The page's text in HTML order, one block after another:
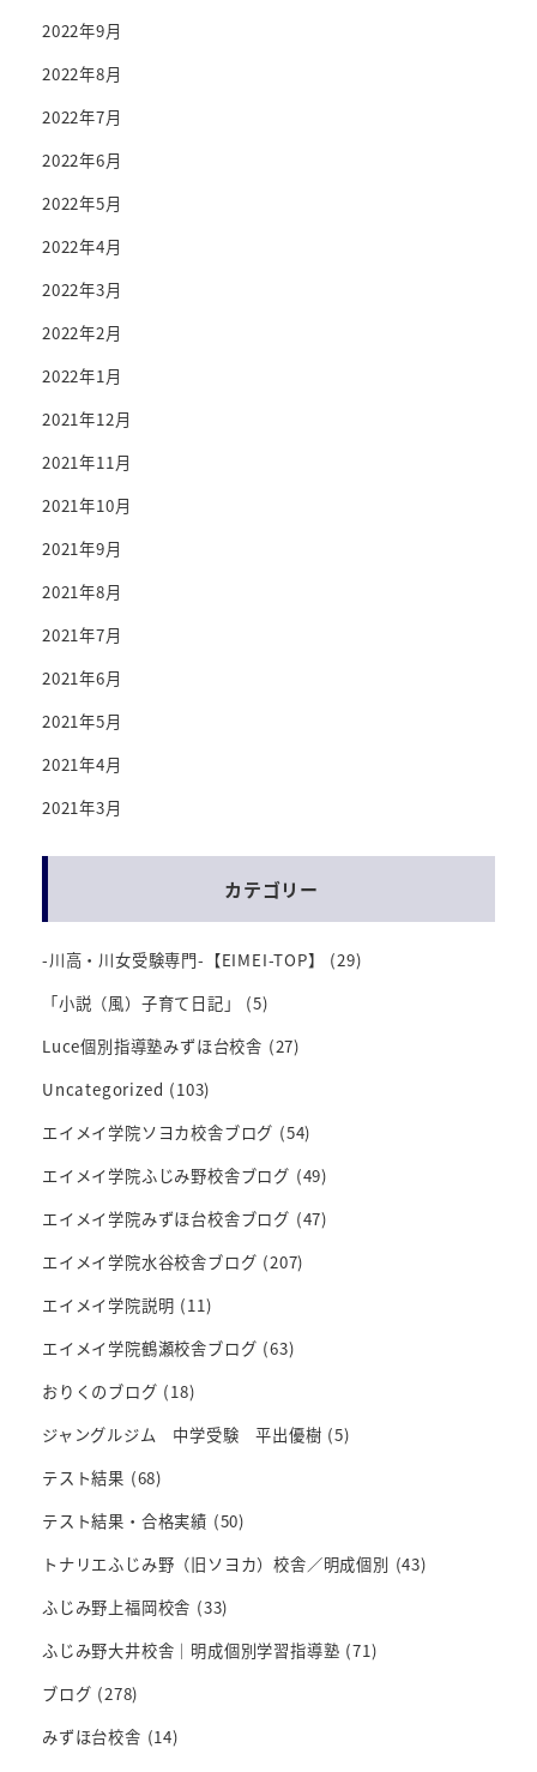
2022年9月
2022年8月
2022年7月
2022年6月
2022年5月
2022年4月
2022年3月
2022年2月
2022年1月
2021年12月
2021年11月
2021年10月
2021年9月
2021年8月
2021年7月
2021年6月
2021年5月
2021年4月
2021年3月
カテゴリー
-川高・川女受験専門-【EIMEI-TOP】
(29)
「小説（風）子育て日記」
(5)
Luce個別指導塾みずほ台校舎 (27)
Uncategorized (103)
エイメイ学院ソヨカ校舎ブログ (54)
エイメイ学院ふじみ野校舎ブログ (49)
エイメイ学院みずほ台校舎ブログ (47)
エイメイ学院水谷校舎ブログ (207)
エイメイ学院説明 (11)
エイメイ学院鶴瀬校舎ブログ (63)
おりくのブログ (18)
ジャングルジム 中学受験 平出優樹 (5)
テスト結果 (68)
テスト結果・合格実績 (50)
トナリエふじみ野（旧ソヨカ）校舎／明成個別 (43)
ふじみ野上福岡校舎 (33)
ふじみ野大井校舎｜明成個別学習指導塾 (71)
ブログ (278)
みずほ台校舎 (14)